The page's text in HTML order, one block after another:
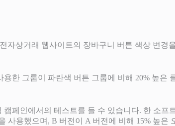
자상거래 웹사이트의 장바구니 버튼 색상 변
한 그룹이 파란색 버튼 그룹에 비해 20% 높
캠페인에서의 테스트를 들 수 있습니다. 한 소
사용했으며, B 버전이 A 버전에 비해 15% 높